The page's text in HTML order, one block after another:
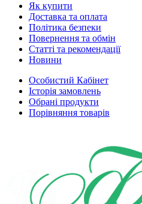
Як купити
Доставка та оплата
Політика безпеки
Повернення та обмін
Статті та рекомендації
Новини
Особистий Кабінет
Історія замовлень
Обрані продукти
Порівняння товарів